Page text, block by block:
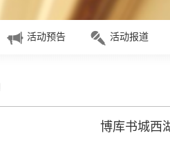
活动预告 活动报道
博库书城西